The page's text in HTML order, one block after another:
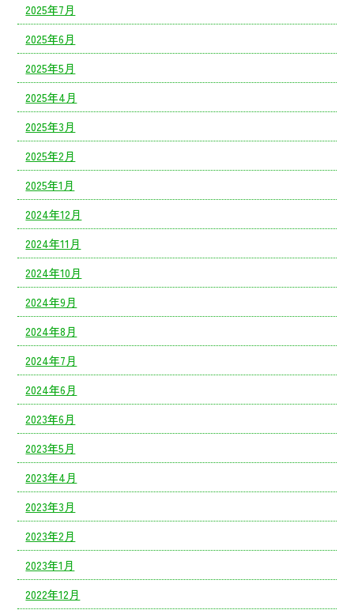
2025年7月
2025年6月
2025年5月
2025年4月
2025年3月
2025年2月
2025年1月
2024年12月
2024年11月
2024年10月
2024年9月
2024年8月
2024年7月
2024年6月
2023年6月
2023年5月
2023年4月
2023年3月
2023年2月
2023年1月
2022年12月